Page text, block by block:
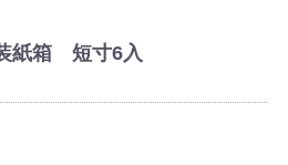
紙箱 短寸6入